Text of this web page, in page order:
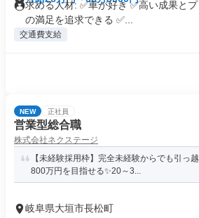
求める人材: ✅車が好き ✅高い成果と
の満足を追求できる ✅...
交通費支給
NEW 正社員
営業型総合職
株式会社ネクステージ
【未経験採用枠】完全未経験からでも引っ
800万円を目指せる✨20～3...
岐阜県大垣市長松町